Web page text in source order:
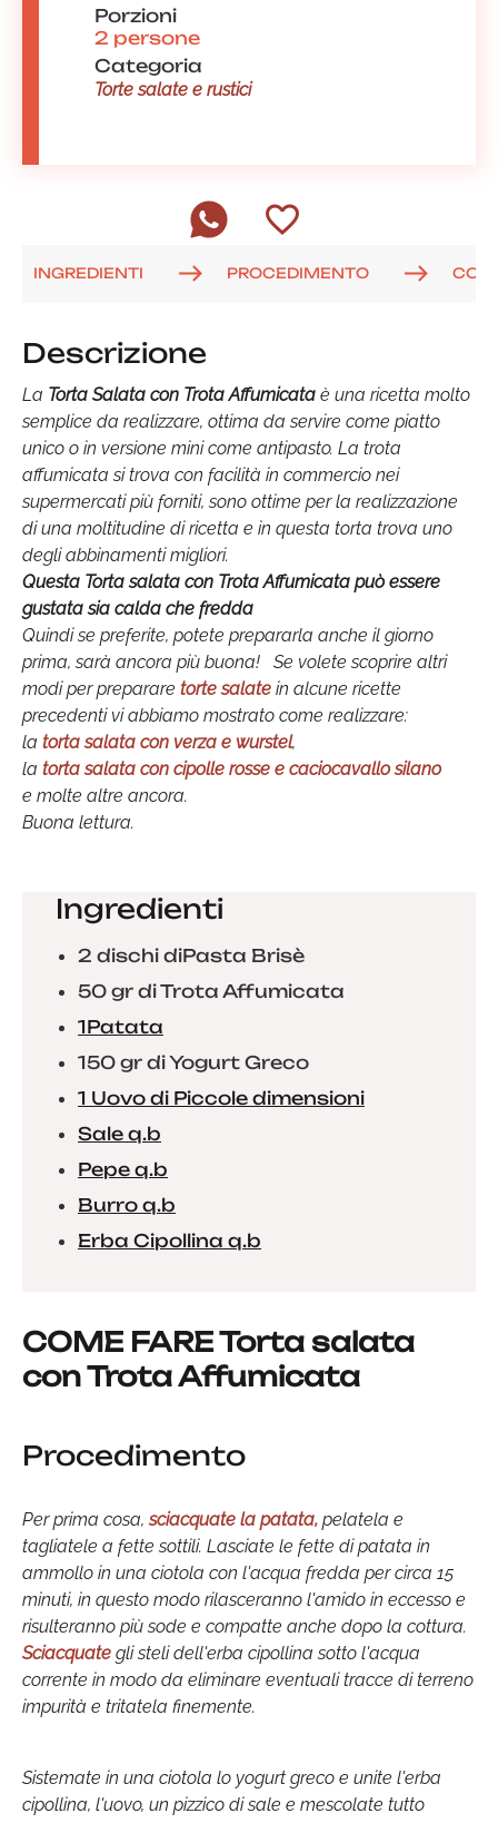
Porzioni
2 persone
Categoria
Torte salate e rustici
INGREDIENTI PROCEDIMENTO
Descrizione
La Torta Salata con Trota Affumicata è una ricetta molto
semplice da realizzare, ottima da servire come piatto
unico o in versione mini come antipasto. La trota
affumicata si trova con facilità in commercio nei
supermercati più forniti, sono ottime per la realizzazione
di una moltitudine di ricetta e in questa torta trova uno
degli abbinamenti migliori.
Questa Torta salata con Trota Affumicata può essere
gustata sia calda che fredda
Quindi se preferite, potete prepararla anche il giorno
prima, sarà ancora più buona!
Se volete scoprire altri
modi per preparare torte salate in alcune ricette
precedenti vi abbiamo mostrato come realizzare:
la torta salata con verza e wurstel,
la torta salata con cipolle rosse e caciocavallo silano
e molte altre ancora.
Buona lettura.
Ingredienti
2 dischi diPasta Brisè
50 gr di Trota Affumicata
1Patata
150 gr di Yogurt Greco
1 Uovo di Piccole dimensioni
Sale q.b
Pepe q.b
Burro q.b
Erba Cipollina q.b
COME FARE Torta salata
con Trota Affumicata
Procedimento
Per prima cosa,sciacquate la patata, pelatela e
tagliatele a fette sottili. Lasciate le fette di patata in
ammollo in una ciotola con l'acqua fredda per circa 15
minuti, in questo modo rilasceranno l'amido in eccesso e
risulteranno più sode e compatte anche dopo la cottura.
Sciacquate gli steli dell'erba cipollina sotto l'acqua
corrente in modo da eliminare eventuali tracce di terreno
impurità e tritatela finemente.
Sistemate in una ciotola lo yogurt greco e unite l'erba
cipollina, l'uovo, un pizzico di sale e mescolate tutto